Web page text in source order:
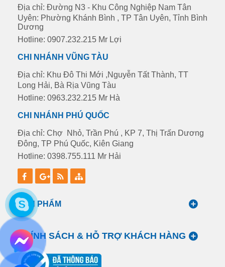
Địa chỉ: Đường N3 - Khu Công Nghiệp Nam Tân
Uyên: Phường Khánh Bình , TP Tân Uyên, Tỉnh Bình
Dương
Hotline: 0907.232.215 Mr Lợi
CHI NHÁNH VŨNG TÀU
Địa chỉ: Khu Đô Thi Mới ,Nguyễn Tất Thành, TT
Long Hải, Bà Rịa Vũng Tàu
Hotline: 0963.232.215 Mr Hà
CHI NHÁNH PHÚ QUỐC
Địa chỉ: Chợ Nhỏ, Trần Phú , KP 7, Thị Trấn Dương
Đông, TP Phú Quốc, Kiên Giang
Hotline: 0398.755.111 Mr Hải
SẢN PHẨM
CHÍNH SÁCH & HỖ TRỢ KHÁCH HÀNG